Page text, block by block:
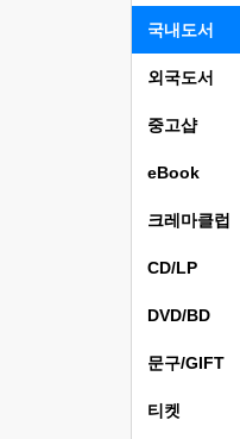
국내도서
외국도서
중고샵
eBook
크레마클럽
CD/LP
DVD/BD
문구/GIFT
티켓